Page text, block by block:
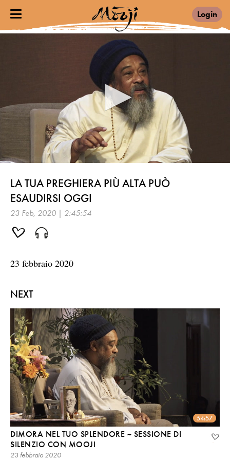
Login
hours,
minutes,
seconds
NEXT
54:57
DIMORA NEL TUO SPLENDORE ~ SESSIONE DI
SILENZIO CON MOOJI
23 febbraio 2020
LA TUA PREGHIERA PIÙ ALTA PUÒ
ESAUDIRSI OGGI
23 Feb, 2020 | 2:45:54
23 febbraio 2020